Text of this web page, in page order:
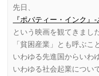
先日、
『ポバティー・インク
という映画を観てきました
「貧困産業」とも呼ぶこ
いわゆる先進国からいわ
いわゆる社会起業につい